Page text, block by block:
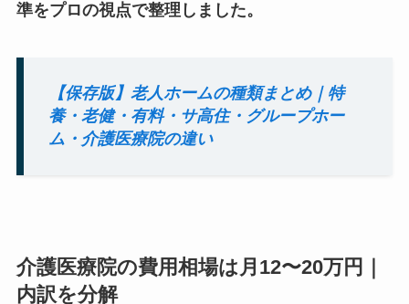
準をプロの視点で整理しました。
【保存版】老人ホームの種類まとめ｜特
養・老健・有料・サ高住・グループホー
ム・介護医療院の違い
介護医療院の費用相場は月12〜20万円｜
内訳を分解